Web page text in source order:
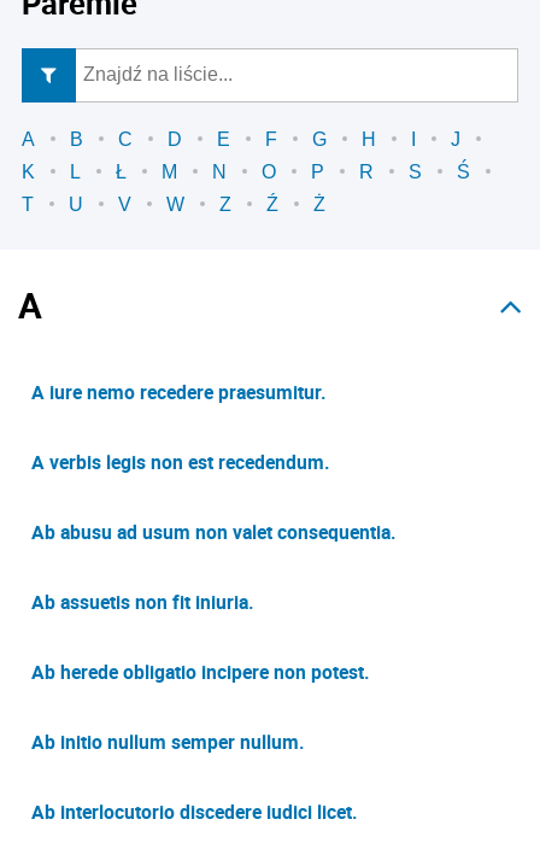
A B C D E F G H
J
K
L Ł M N O P R S
Ś
T
U V W Z Ź Ż
A
A iure nemo recedere praesumitur.
A verbis legis non est recedendum.
Ab abusu ad usum non valet consequentia.
Ab assuetis non fit iniuria.
Ab herede obligatio incipere non potest.
Ab initio nullum semper nullum.
Ab interlocutorio discedere iudici licet.